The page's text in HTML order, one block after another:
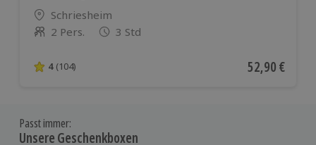
Standort
Schriesheim
Anzahl der Teilnehmer
2 Pers. 3 Std
4 von 5 Sternen basierend auf 104 Bewertungen
4 (104) Aktueller
52,90 €
Passt immer:
Unsere Geschenkboxen